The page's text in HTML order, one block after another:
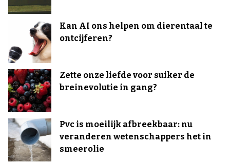
Kan AI ons helpen om dierentaal te
ontcijferen?
Zette onze liefde voor suiker de
breinevolutie in gang?
Pvc is moeilijk afbreekbaar: nu
veranderen wetenschappers het in
smeerolie